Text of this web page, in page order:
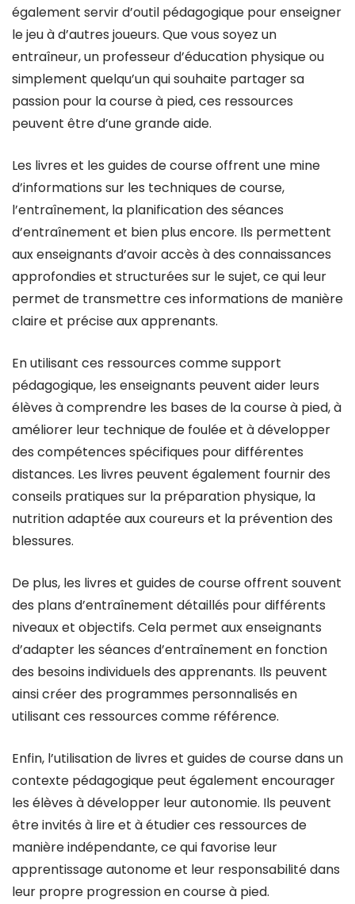
également servir d’outil pédagogique pour enseigner
le jeu à d’autres joueurs. Que vous soyez un
entraîneur, un professeur d’éducation physique ou
simplement quelqu’un qui souhaite partager sa
passion pour la course à pied, ces ressources
peuvent être d’une grande aide.
Les livres et les guides de course offrent une mine
d’informations sur les techniques de course,
l’entraînement, la planification des séances
d’entraînement et bien plus encore. Ils permettent
aux enseignants d’avoir accès à des connaissances
approfondies et structurées sur le sujet, ce qui leur
permet de transmettre ces informations de manière
claire et précise aux apprenants.
En utilisant ces ressources comme support
pédagogique, les enseignants peuvent aider leurs
élèves à comprendre les bases de la course à pied, à
améliorer leur technique de foulée et à développer
des compétences spécifiques pour différentes
distances. Les livres peuvent également fournir des
conseils pratiques sur la préparation physique, la
nutrition adaptée aux coureurs et la prévention des
blessures.
De plus, les livres et guides de course offrent souvent
des plans d’entraînement détaillés pour différents
niveaux et objectifs. Cela permet aux enseignants
d’adapter les séances d’entraînement en fonction
des besoins individuels des apprenants. Ils peuvent
ainsi créer des programmes personnalisés en
utilisant ces ressources comme référence.
Enfin, l’utilisation de livres et guides de course dans un
contexte pédagogique peut également encourager
les élèves à développer leur autonomie. Ils peuvent
être invités à lire et à étudier ces ressources de
manière indépendante, ce qui favorise leur
apprentissage autonome et leur responsabilité dans
leur propre progression en course à pied.